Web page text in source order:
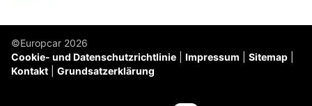
©Europcar 2026
Cookie- und Datenschutzrichtlinie
Impressum
Sitemap
Kontakt
Grundsatzerklärung